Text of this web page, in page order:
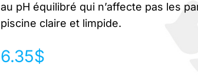
au pH équilibré qui n’affecte pas les
piscine claire et limpide.
6.35$